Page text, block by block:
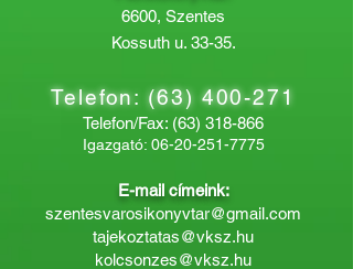
6600, Szentes
Kossuth u. 33-35.
Telefon:(63) 400-271
Telefon/Fax: (63) 318-866
Igazgató: 06-20-251-7775
E-mail címeink:
szentesvarosikonyvtar@gmail.com
tajekoztatas@vksz.hu
kolcsonzes@vksz.hu